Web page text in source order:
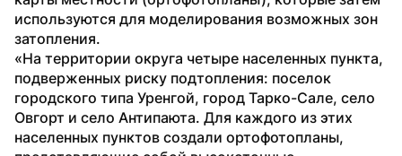
используются для моделирования возможных зон
затопления.
«На территории округа четыре населенных пункта,
подверженных риску подтопления: поселок
городского типа Уренгой, город Тарко-Сале, село
Овгорт и село Антипаюта. Для каждого из этих
населенных пунктов создали ортофотопланы,